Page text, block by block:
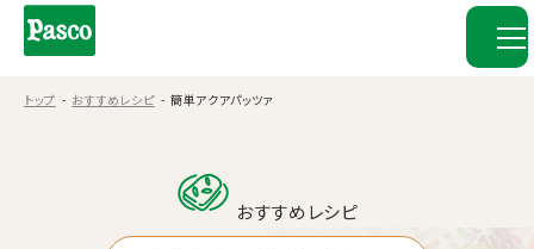
トップ おすすめレシピ 簡単アクアパッツァ
おすすめレシピ